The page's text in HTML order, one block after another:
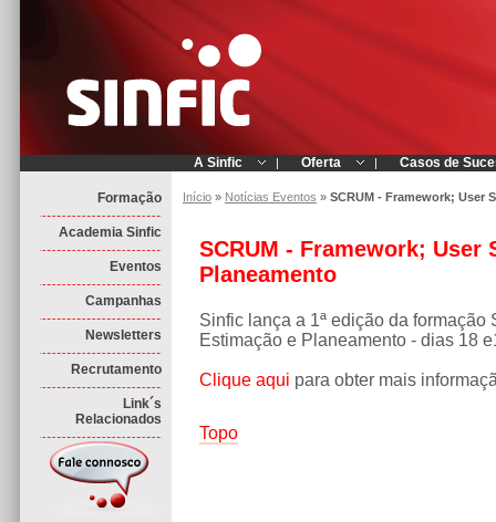
A Sinfic | Oferta | Casos de
Formação
Academia Sinfic
Eventos
Campanhas
Newsletters
Recrutamento
Link´s
Relacionados
Início » Notícias Eventos » SCRUM - Framework; User
SCRUM - Framework; User
Planeamento
Sinfic lança a 1ª edição da
Estimação e Planeamento - dias 18
Clique aqui para obter mais
Topo